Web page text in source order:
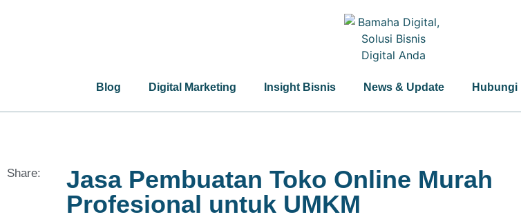
Blog Digital Marketing Insight Bisnis News & Update Hubungi
Share:
Jasa Pembuatan Toko Online Murah
Profesional untuk UMKM